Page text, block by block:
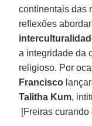
continentais das
reflexões
a integridade da
religioso. Por
Francisco
Talitha Kum,
[Freiras curando